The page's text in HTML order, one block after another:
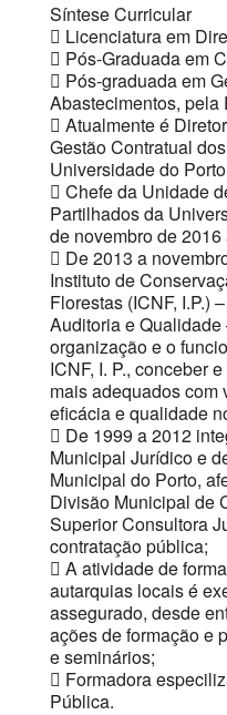
Síntese Curricular
 Licenciatura em
 Pós-Graduada em
 Pós-graduada em
Abastecimentos, pela
 Atualmente é
Gestão Contratual
Universidade do
 Chefe da Unidade
Partilhados da
de novembro de
 De 2013 a
Instituto de
Florestas (ICNF, I.P.)
Auditoria e
organização e o
ICNF, I. P., conceber
mais adequados com
eficácia e qualidade
 De 1999 a 2012
Municipal Jurídico e
Municipal do Porto,
Divisão Municipal de
Superior Consultora
contratação pública;
 A atividade de
autarquias locais é
assegurado, desde
ações de formação e
e seminários;
 Formadora
Pública.